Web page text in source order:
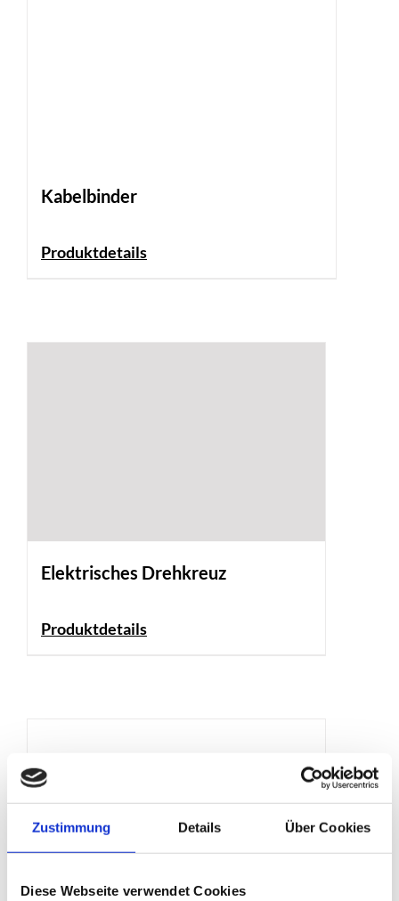
Zustimmung Details Über Cookies
Diese Webseite verwendet Cookies
Kabelbinder
Produktdetails
Elektrisches Drehkreuz
Produktdetails